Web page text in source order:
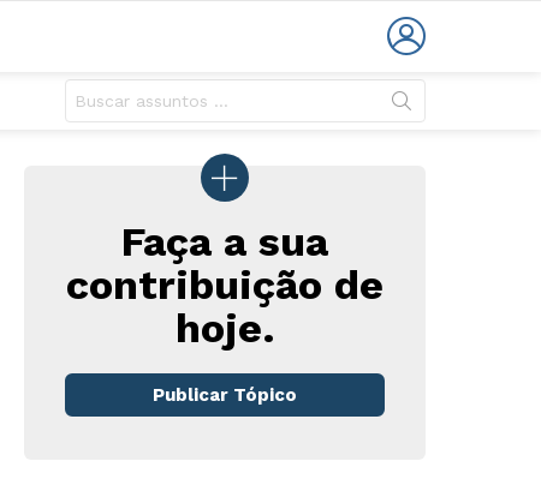
Faça a sua
contribuição de
hoje.
Publicar Tópico